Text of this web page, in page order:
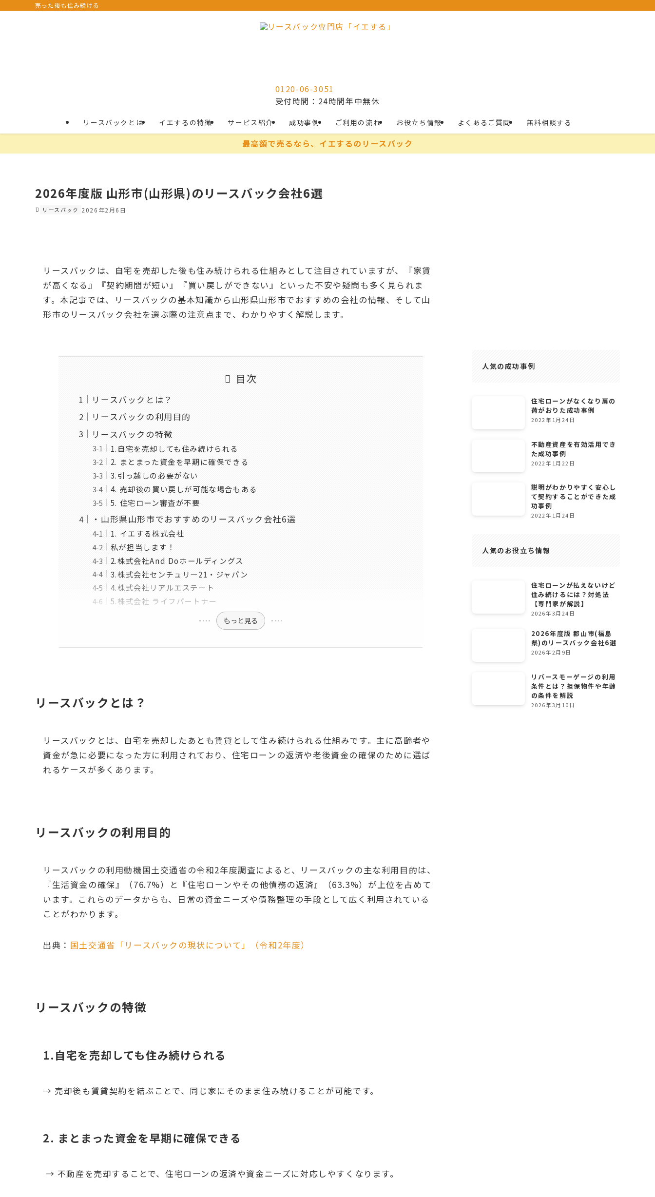
売った後も住み続ける
リースバックとは イエするの特徴 サービス紹介 成功事例 ご利用の流れ お役立ち情報 よくあるご質問 無料相談する
0120-06-3051
受付時間：24時間年中無休
最高額で売るなら、イエするのリースバック
2026年度版 山形市(山形県)のリースバック会社6選
リースバック 2026年2月6日
リースバックは、自宅を売却した後も住み続けられる仕組みとして注目されていますが、『家賃
が高くなる』『契約期間が短い』『買い戻しができない』といった不安や疑問も多く見られま
す。本記事では、リースバックの基本知識から山形県山形市でおすすめの会社の情報、そして山
形市のリースバック会社を選ぶ際の注意点まで、わかりやすく解説します。
目次
リースバックとは？
リースバックの利用目的
リースバックの特徴
1.自宅を売却しても住み続けられる
2. まとまった資金を早期に確保できる
3.引っ越しの必要がない
4. 売却後の買い戻しが可能な場合もある
5. 住宅ローン審査が不要
・山形県山形市でおすすめのリースバック会社6選
1. イエする株式会社
私が担当します！
2.株式会社And Doホールディングス
3.株式会社センチュリー21・ジャパン
4.株式会社リアルエステート
5.株式会社 ライフパートナー
もっと見る
リースバックとは？
リースバックとは、自宅を売却したあとも賃貸として住み続けられる仕組みです。主に高齢者や
資金が急に必要になった方に利用されており、住宅ローンの返済や老後資金の確保のために選ば
れるケースが多くあります。
リースバックの利用目的
リースバックの利用動機国土交通省の令和2年度調査によると、リースバックの主な利用目的は、
『生活資金の確保』（76.7%）と『住宅ローンやその他債務の返済』（63.3%）が上位を占めて
います。これらのデータからも、日常の資金ニーズや債務整理の手段として広く利用されている
ことがわかります。
出典： 国土交通省「リースバックの現状について」（令和2年度）
リースバックの特徴
1.自宅を売却しても住み続けられる
→ 売却後も賃貸契約を結ぶことで、同じ家にそのまま住み続けることが可能です。
2. まとまった資金を早期に確保できる
→ 不動産を売却することで、住宅ローンの返済や資金ニーズに対応しやすくなります。
人気の成功事例
住宅ローンがなくなり肩の
荷がおりた成功事例
2022年1月24日
不動産資産を有効活用でき
た成功事例
2022年1月22日
説明がわかりやすく安心し
て契約することができた成
功事例
2022年1月24日
人気のお役立ち情報
住宅ローンが払えないけど
住み続けるには？対処法
【専門家が解説】
2026年3月24日
2026年度版 郡山市(福島
県)のリースバック会社6選
2026年2月9日
リバースモーゲージの利用
条件とは？担保物件や年齢
の条件を解説
2026年3月10日